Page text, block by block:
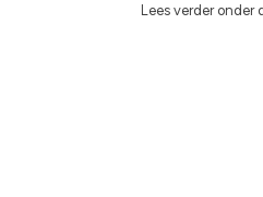
Lees verder onder